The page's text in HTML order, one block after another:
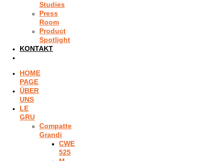
Studies
Press
Room
Product
Spotlight
KONTAKT
HOME
PAGE
ÜBER
UNS
LE
GRU
Compatte
Grandi
CWE
525